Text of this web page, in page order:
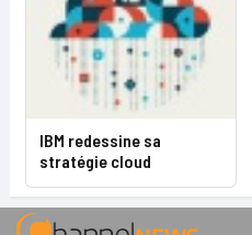
IBM redessine sa
stratégie cloud